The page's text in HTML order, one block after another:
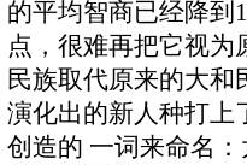
的平均智商已经降到
点，很难再把它视为
民族取代原来的大和
演化出的新人种打上
创造的 一词来命名